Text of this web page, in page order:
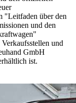
"Leitfaden über den
und den
und
GmbH
ist.